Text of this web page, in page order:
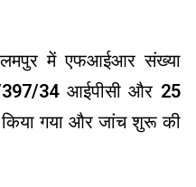
में एफआईआर संख्या
34 आईपीसी और 25
किया गया और जांच शुरू की